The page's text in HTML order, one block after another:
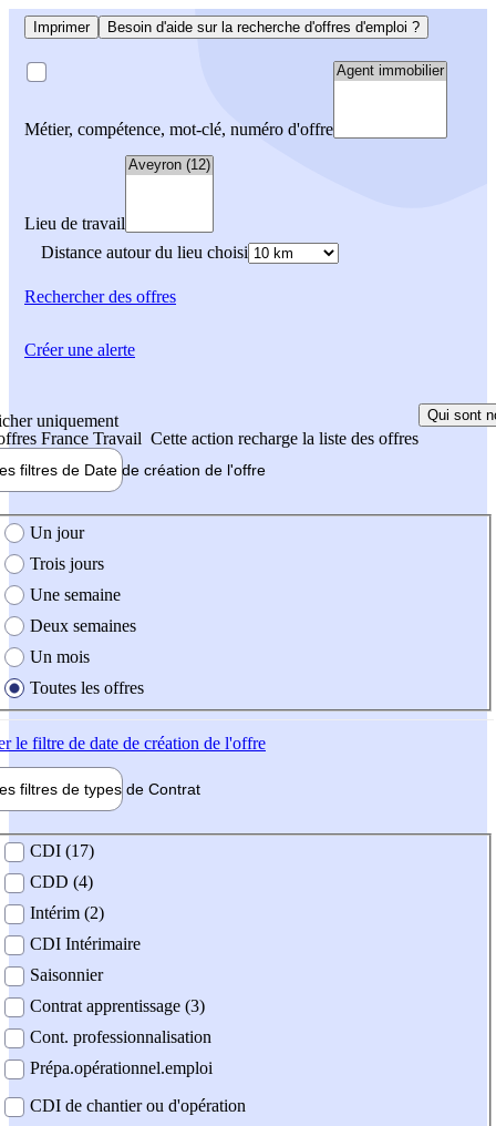
Imprimer Besoin d'aide sur la recherche d'offres d'emploi ?
Métier, compétence, mot-clé, numéro d'offre
Lieu de travail
Distance autour du lieu choisi
Rechercherdes offres
uniquement
France Travail Cette action recharge la liste des offres
Qui sont
filtres de Date de création de l'offre
création de l'offre
Un jour
Trois jours
Une semaine
Deux semaines
Un mois
Toutes les offres
le filtre de date de création de l'offre
filtres de types de Contrat
contrat
CDI (17)
CDD (4)
Intérim (2)
CDI Intérimaire
Saisonnier
Contrat apprentissage (3)
Cont. professionnalisation
Prépa.opérationnel.emploi
CDI de chantier ou d'opération
Créer une alerte